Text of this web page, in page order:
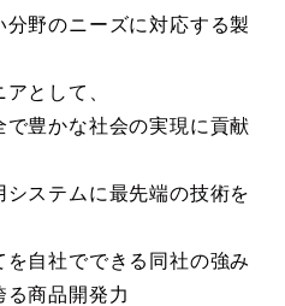
野のニーズに対応する製
として、
豊かな社会の実現に貢献
ステムに最先端の技術を
を自社でできる同社の強み
る商品開発力